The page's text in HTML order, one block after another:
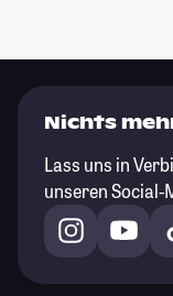
Nichts
Lass uns in
unseren Social-